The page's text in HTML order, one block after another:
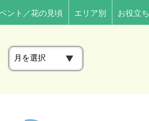
ント／花の見頃 エリア別 お役立ち
ア
ー